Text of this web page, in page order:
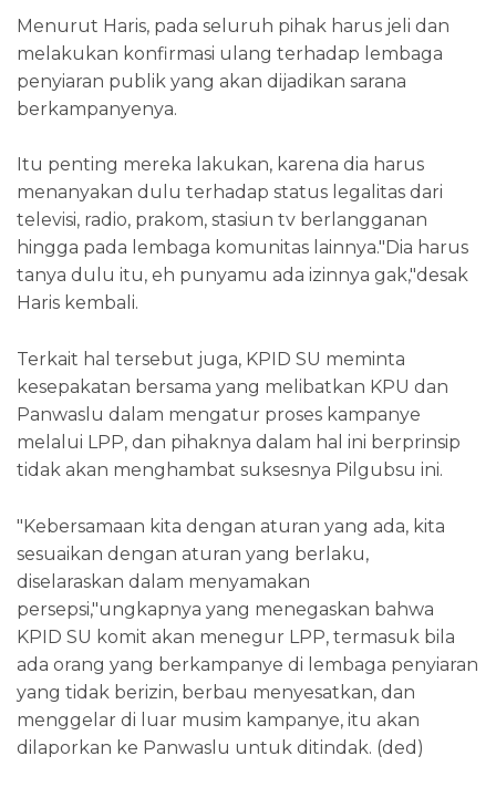
Menurut Haris, pada seluruh pihak harus jeli dan
melakukan konfirmasi ulang terhadap lembaga
penyiaran publik yang akan dijadikan sarana
berkampanyenya.
Itu penting mereka lakukan, karena dia harus
menanyakan dulu terhadap status legalitas dari
televisi, radio, prakom, stasiun tv berlangganan
hingga pada lembaga komunitas lainnya."Dia harus
tanya dulu itu, eh punyamu ada izinnya gak,"desak
Haris kembali.
Terkait hal tersebut juga, KPID SU meminta
kesepakatan bersama yang melibatkan KPU dan
Panwaslu dalam mengatur proses kampanye
melalui LPP, dan pihaknya dalam hal ini berprinsip
tidak akan menghambat suksesnya Pilgubsu ini.
"Kebersamaan kita dengan aturan yang ada, kita
sesuaikan dengan aturan yang berlaku,
diselaraskan dalam menyamakan
persepsi,"ungkapnya yang menegaskan bahwa
KPID SU komit akan menegur LPP, termasuk bila
ada orang yang berkampanye di lembaga penyiaran
yang tidak berizin, berbau menyesatkan, dan
menggelar di luar musim kampanye, itu akan
dilaporkan ke Panwaslu untuk ditindak. (ded)